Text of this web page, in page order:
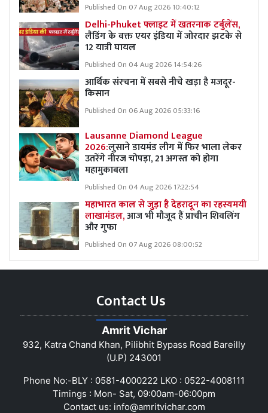
Published On 07 Aug 2026 10:40:12
Delhi-Phuket फ्लाइट में खतरनाक टर्बुलेंस,
लैंडिंग के वक्त एयर इंडिया में जोरदार झटके से
12 यात्री घायल
Published On 04 Aug 2026 14:54:26
आर्थिक संरचना में सबसे नीचे खड़ा है मजदूर-
किसान
Published On 06 Aug 2026 05:33:16
Lausanne Diamond League
2026:लुसाने डायमंड लीग में फिर भाला लेकर
उतरेंगे नीरज चोपड़ा, 21 अगस्त को होगा
महामुकाबला
Published On 04 Aug 2026 17:22:54
महाभारत काल से जुड़ा है देहरादून का रहस्यमयी
लाखामंडल,आज भी मौजूद हैं प्राचीन शिवलिंग
और गुफा
Published On 07 Aug 2026 08:00:52
Contact Us
Amrit Vichar
932, Katra Chand Khan, Pilibhit Bypass Road Bareilly
(U.P) 243001
Phone No:-BLY : 0581-4000222 LKO : 0522-4008111
Timings : Mon- Sat, 09:00am-06:00pm
Contact us: info@amritvichar.com